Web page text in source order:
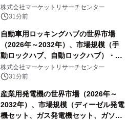
プ、ペリスタルティックポンプ、その
他）・分析レポートを発表
株式会社マーケットリサーチセンター
31分前
自動車用ロッキングハブの世界市場
（2026年～2032年）、市場規模（手
動ロックハブ、自動ロックハブ）・分
析レポートを発表
株式会社マーケットリサーチセンター
31分前
産業用発電機の世界市場（2026年～
2032年）、市場規模（ディーゼル発電
機セット、ガス発電機セット、ガソリ